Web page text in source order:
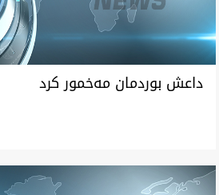
داعش بوردمان مه‌خمور كرد